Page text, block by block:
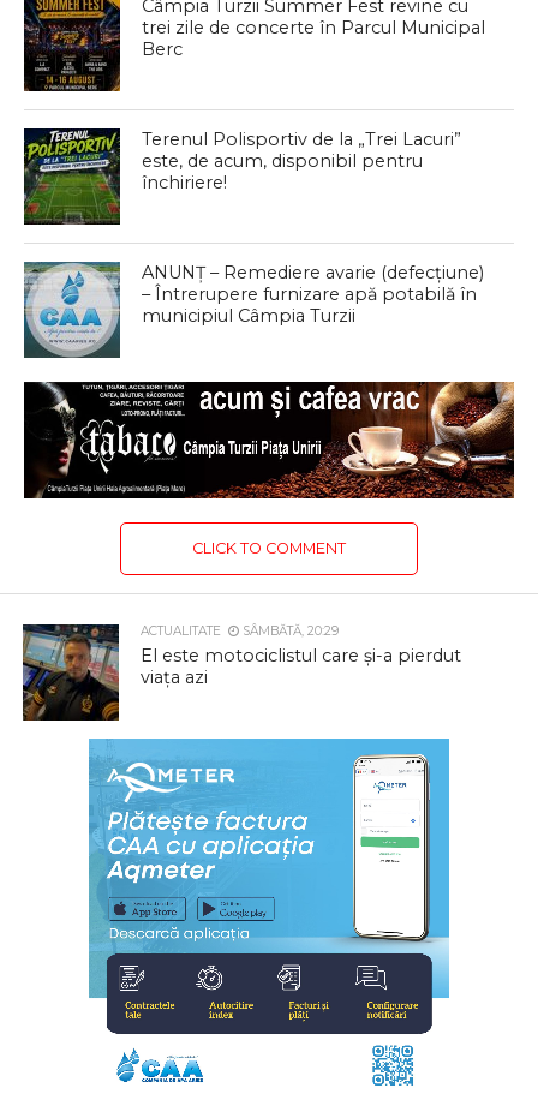
Câmpia Turzii Summer Fest revine cu
trei zile de concerte în Parcul Municipal
Berc
Terenul Polisportiv de la „Trei Lacuri”
este, de acum, disponibil pentru
închiriere!
ANUNȚ – Remediere avarie (defecțiune)
– Întrerupere furnizare apă potabilă în
municipiul Câmpia Turzii
CLICK TO COMMENT
ACTUALITATE SÂMBĂTĂ, 20:29
El este motociclistul care și-a pierdut
viața azi